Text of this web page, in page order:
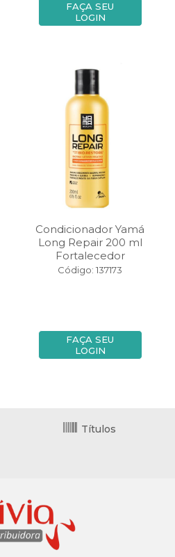
FAÇA SEU
LOGIN
Condicionador Yamá
Long Repair 200 ml
Fortalecedor
Código: 137173
FAÇA SEU
LOGIN
Títulos